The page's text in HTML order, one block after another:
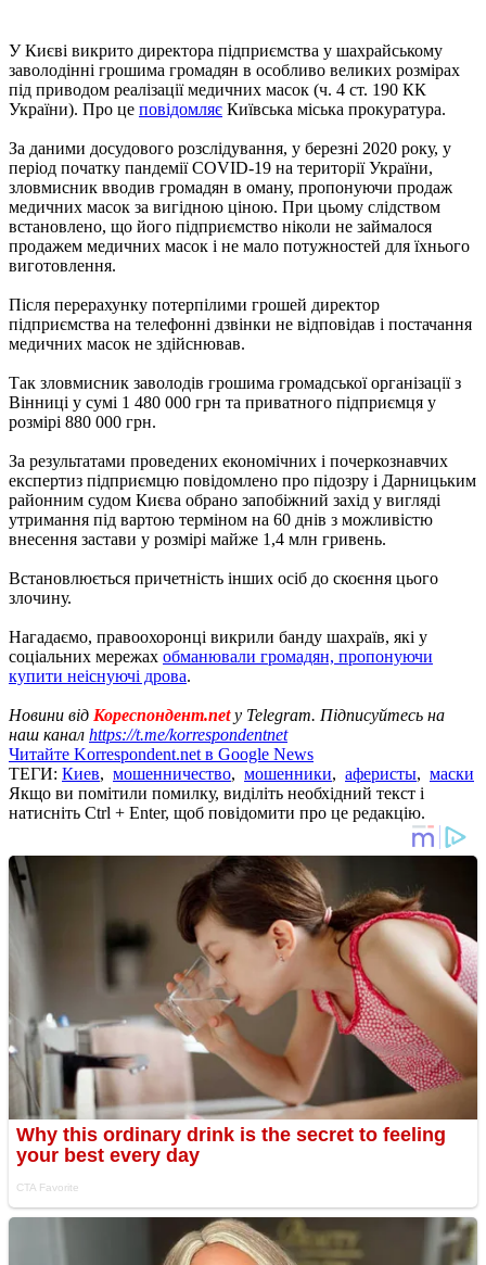
У Києві викрито директора підприємства у шахрайському
заволодінні грошима громадян в особливо великих розмірах
під приводом реалізації медичних масок (ч. 4 ст. 190 КК
України). Про це повідомляє Київська міська прокуратура.
За даними досудового розслідування, у березні 2020 року, у
період початку пандемії COVID-19 на території України,
зловмисник вводив громадян в оману, пропонуючи продаж
медичних масок за вигідною ціною. При цьому слідством
встановлено, що його підприємство ніколи не займалося
продажем медичних масок і не мало потужностей для їхнього
виготовлення.
Після перерахунку потерпілими грошей директор
підприємства на телефонні дзвінки не відповідав і постачання
медичних масок не здійснював.
Так зловмисник заволодів грошима громадської організації з
Вінниці у сумі 1 480 000 грн та приватного підприємця у
розмірі 880 000 грн.
За результатами проведених економічних і почеркознавчих
експертиз підприємцю повідомлено про підозру і Дарницьким
районним судом Києва обрано запобіжний захід у вигляді
утримання під вартою терміном на 60 днів з можливістю
внесення застави у розмірі майже 1,4 млн гривень.
Встановлюється причетність інших осіб до скоєння цього
злочину.
Нагадаємо, правоохоронці викрили банду шахраїв, які у
соціальних мережах обманювали громадян, пропонуючи
купити неіснуючі дрова.
Новини від Кореспондент.netу Telegram. Підписуйтесь на
наш канал https://t.me/korrespondentnet
Читайте Korrespondent.net в Google News
ТЕГИ: Киев, мошенничество, мошенники, аферисты, маски
Якщо ви помітили помилку, виділіть необхідний текст і
натисніть Ctrl + Enter, щоб повідомити про це редакцію.